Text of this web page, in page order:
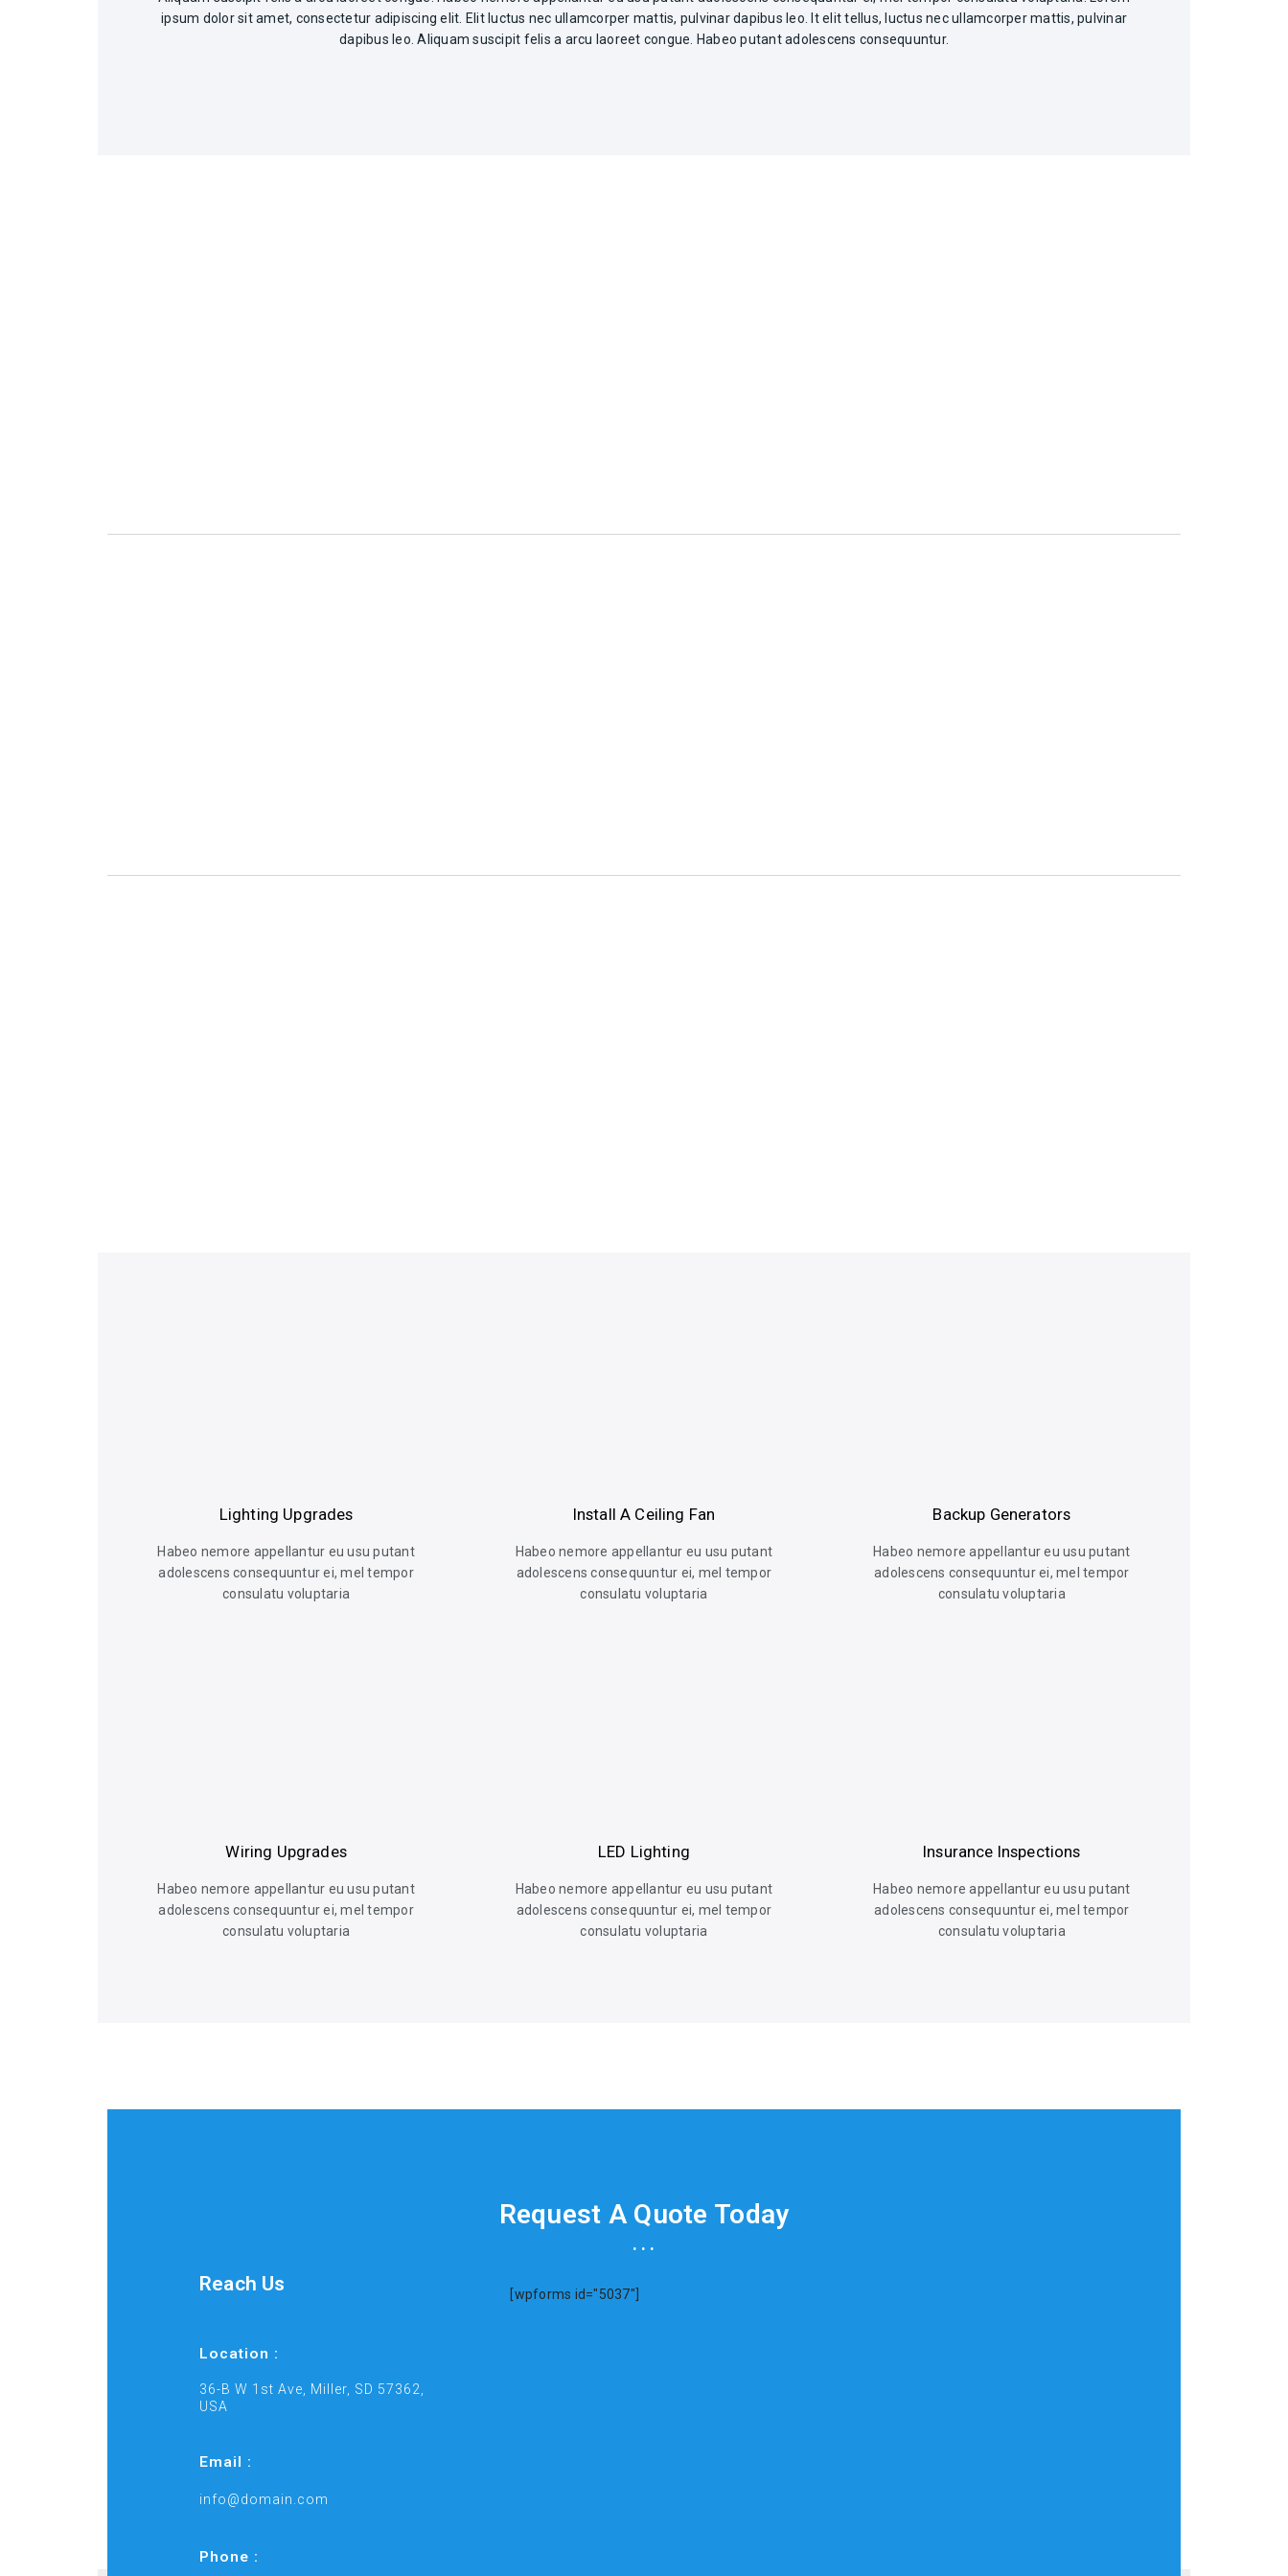
ipsum dolor sit amet, consectetur adipiscing elit. Elit luctus nec ullamcorper mattis, pulvinar dapibus leo. It elit tellus, luctus nec ullamcorper mattis, pulvinar
dapibus leo. Aliquam suscipit felis a arcu laoreet congue. Habeo putant adolescens consequuntur.
Lighting Upgrades
Habeo nemore appellantur eu usu putant
adolescens consequuntur ei, mel tempor
consulatu voluptaria
Install A Ceiling Fan
Habeo nemore appellantur eu usu putant
adolescens consequuntur ei, mel tempor
consulatu voluptaria
Backup Generators
Habeo nemore appellantur eu usu putant
adolescens consequuntur ei, mel tempor
consulatu voluptaria
Wiring Upgrades
Habeo nemore appellantur eu usu putant
adolescens consequuntur ei, mel tempor
consulatu voluptaria
LED Lighting
Habeo nemore appellantur eu usu putant
adolescens consequuntur ei, mel tempor
consulatu voluptaria
Insurance Inspections
Habeo nemore appellantur eu usu putant
adolescens consequuntur ei, mel tempor
consulatu voluptaria
Request A Quote Today
...
Reach Us
Location :
36-B W 1st Ave, Miller, SD 57362,
USA
Email :
info@domain.com
Phone :
[wpforms id="5037"]